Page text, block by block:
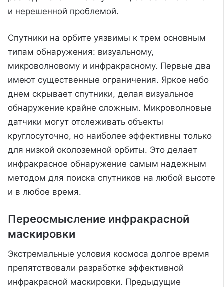
и нерешенной проблемой.
Спутники на орбите уязвимы к трем основным
типам обнаружения: визуальному,
микроволновому и инфракрасному. Первые два
имеют существенные ограничения. Яркое небо
днем скрывает спутники, делая визуальное
обнаружение крайне сложным. Микроволновые
датчики могут отслеживать объекты
круглосуточно, но наиболее эффективны только
для низкой околоземной орбиты. Это делает
инфракрасное обнаружение самым надежным
методом для поиска спутников на любой высоте
и в любое время.
Переосмысление инфракрасной
маскировки
Экстремальные условия космоса долгое время
препятствовали разработке эффективной
инфракрасной маскировки. Предыдущие